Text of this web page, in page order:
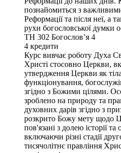
познайомиться з
Реформації та після неї, а
рухи богословської думки
TH 302 Богословʼя 4
4 кредити
Курс вивчає роботу Духа
Христі стосовно Церкви,
утвердження Церкви як
функціонування,
згідно з Божими цілями.
зроблено на природу та
духовних дарів згідно з
розкрито Божу мету щодо
пов'язані з долею історії
включаючи різні стадії
тисячолітнє правління